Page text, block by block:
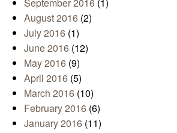
September 2016 (1)
August 2016 (2)
July 2016 (1)
June 2016 (12)
May 2016 (9)
April 2016 (5)
March 2016 (10)
February 2016 (6)
January 2016 (11)